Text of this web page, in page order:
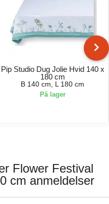
Pip Studio Dug Jolie Hvid 140 x
180 cm
B 140 cm, L 180 cm
På lager
Flower Festival
cm anmeldelser